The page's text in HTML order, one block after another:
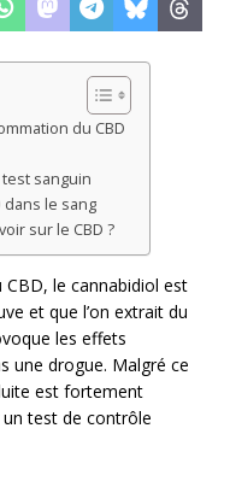
du CBD
sanguin
le sang
sur le CBD ?
CBD, le cannabidiol est
et que l’on extrait du
les effets
une drogue. Malgré ce
est fortement
test de contrôle